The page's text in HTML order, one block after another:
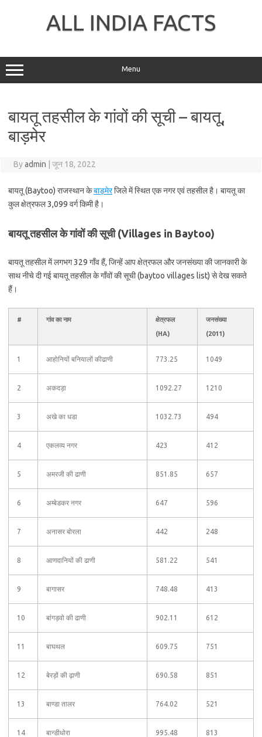
ALL INDIA FACTS
Menu
बायतू तहसील के गांवों की सूची – बायतू,
बाड़मेर
Byadmin जून 18, 2022
बायतू (Baytoo) राजस्थान केबाड़मेरजिले में स्थित एक नगर एवं तहसील है। बायतू का
कुल क्षेत्रफल 3,099 वर्ग किमी है।
बायतू तहसील के गांवों की सूची (Villages in Baytoo)
बायतू तहसील में लगभग 329 गाँव हैं, जिन्हें आप क्षेत्रफल और जनसंख्या की जानकारी के
साथ नीचे दी गई बायतू तहसील के गाँवों की सूची (baytoo villages list) से देख सकते
हैं।
# गांव का नाम
क्षेत्रफल
(HA)
जनसंख्या
(2011)
1 आहोनियों बनियालों कीढाणी 773.25 1049
2 अकदड़ा 1092.27 1210
3 अखे का धडा 1032.73 494
4 एकलव्य नगर 423 412
5 अमरजी की ढाणी 851.85 657
6 अम्बेडकर नगर 647 596
7 अनासर बोरला 442 248
8 आणदानियों की ढाणी 581.22 541
9 बागासर 748.48 413
10 बांगड़वो की ढाणी 902.11 612
11 बाघथल 609.75 751
12 बेरड़ों की ढ़ाणी 690.58 851
13 बाण्डा तालर 764.02 521
14 बान्डीधोरा 995.48 813